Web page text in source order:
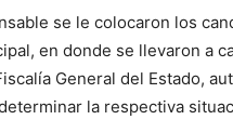
se le colocaron los
en donde se llevaron a
General del Estado,
la respectiva